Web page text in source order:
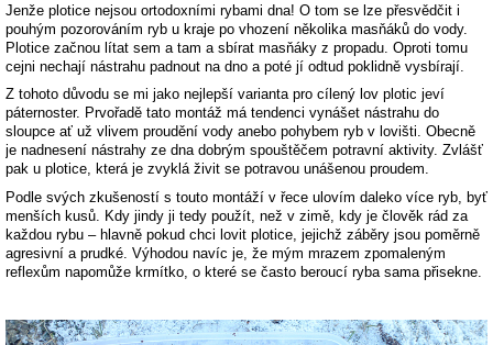
Jenže plotice nejsou ortodoxními rybami dna! O tom se lze přesvědčit i
pouhým pozorováním ryb u kraje po vhození několika masňáků do vody.
Plotice začnou lítat sem a tam a sbírat masňáky z propadu. Oproti tomu
cejni nechají nástrahu padnout na dno a poté jí odtud poklidně vysbírají.
Z tohoto důvodu se mi jako nejlepší varianta pro cílený lov plotic jeví
páternoster. Prvořadě tato montáž má tendenci vynášet nástrahu do
sloupce ať už vlivem proudění vody anebo pohybem ryb v lovišti. Obecně
je nadnesení nástrahy ze dna dobrým spouštěčem potravní aktivity. Zvlášť
pak u plotice, která je zvyklá živit se potravou unášenou proudem.
Podle svých zkušeností s touto montáží v řece ulovím daleko více ryb, byť
menších kusů. Kdy jindy ji tedy použít, než v zimě, kdy je člověk rád za
každou rybu – hlavně pokud chci lovit plotice, jejichž záběry jsou poměrně
agresivní a prudké. Výhodou navíc je, že mým mrazem zpomaleným
reflexům napomůže krmítko, o které se často beroucí ryba sama přisekne.